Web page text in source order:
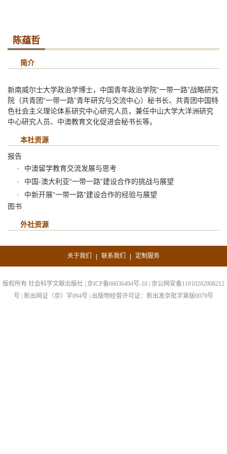
陈蕴哲
简介
新南威尔士大学政治学博士，中国青年政治学院“一带一路”战略研究
院（共青团“一带一路”青年研究与交流中心）秘书长、共青团中国特
色社会主义理论体系研究中心研究人员，兼任中山大学大洋洲研究
中心研究人员、中澳教育文化促进会秘书长等。
本社资源
报告
中澳留学教育交流发展与思考
中国-澳大利亚“一带一路”建设合作的挑战与展望
中新开展“一带一路”建设合作的经验与展望
图书
外社资源
关于我们 | 联系我们 | 定制服务
版权所有 社会科学文献出版社 | 京ICP备06036494号-16 | 京公网安备11010202008212
号 | 新出网证（京）字094号 | 出版物经营许可证：新出发京批字第版0079号